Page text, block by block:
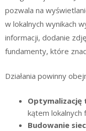
pozwala na
w lokalnych wynikach
informacji, dodanie
fundamenty, które
Działania powinny
Optymalizację
kątem lokalnych
Budowanie